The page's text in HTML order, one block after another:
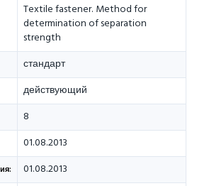
Textile fastener. Method for
determination of separation
strength
стандарт
действующий
8
01.08.2013
01.08.2013